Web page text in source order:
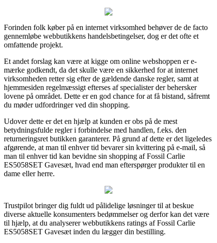
Forinden folk køber på en internet virksomhed behøver de de facto
gennemløbe webbutikkens handelsbetingelser, dog er det ofte et
omfattende projekt.
Et andet forslag kan være at kigge om online webshoppen er e-
mærke godkendt, da det skulle være en sikkerhed for at internet
virksomheden retter sig efter de gældende danske regler, samt at
hjemmesiden regelmæssigt efterses af specialister der behersker
lovene på området. Dette er en god chance for at få bistand, såfremt
du møder udfordringer ved din shopping.
Udover dette er det en hjælp at kunden er obs på de mest
betydningsfulde regler i forbindelse med handlen, f.eks. den
returneringsret butikken garanterer. På grund af dette er det ligeledes
afgørende, at man til enhver tid bevarer sin kvittering på e-mail, så
man til enhver tid kan bevidne sin shopping af Fossil Carlie
ES5058SET Gavesæt, hvad end man efterspørger produkter til en
dame eller herre.
Trustpilot bringer dig fuldt ud pålidelige løsninger til at beskue
diverse aktuelle konsumenters bedømmelser og derfor kan det være
til hjælp, at du analyserer webbutikkens ratings af Fossil Carlie
ES5058SET Gavesæt inden du lægger din bestilling.